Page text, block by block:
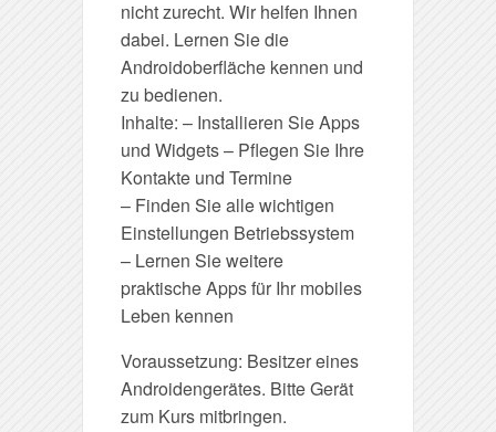
nicht zurecht. Wir helfen Ihnen
dabei. Lernen Sie die
Androidoberfläche kennen und
zu bedienen.
Inhalte: – Installieren Sie Apps
und Widgets – Pflegen Sie Ihre
Kontakte und Termine
– Finden Sie alle wichtigen
Einstellungen Betriebssystem
– Lernen Sie weitere
praktische Apps für Ihr mobiles
Leben kennen
Voraussetzung: Besitzer eines
Androidengerätes. Bitte Gerät
zum Kurs mitbringen.